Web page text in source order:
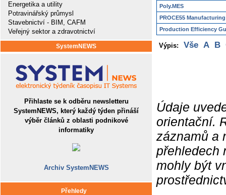
Energetika a utility
Potravinářský průmysl
Stavebnictví - BIM, CAFM
Veřejný sektor a zdravotnictví
SystemNEWS
Přihlaste se k odběru newsletteru
SystemNEWS, který každý týden přináší
výběr článků z oblasti podnikové
informatiky
Archiv SystemNEWS
Přehledy
Poly.MES
PROCE55 Manufacturing
Production Efficiency
Výpis: Vše A B
Údaje
orientační.
záznamů a
přehledech
mohly být